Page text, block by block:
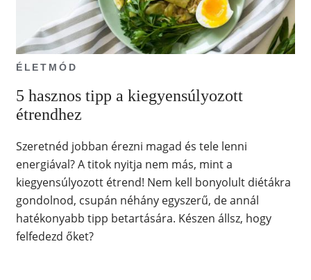
ÉLETMÓD
5 hasznos tipp a kiegyensúlyozott
étrendhez
Szeretnéd jobban érezni magad és tele lenni
energiával? A titok nyitja nem más, mint a
kiegyensúlyozott étrend! Nem kell bonyolult diétákra
gondolnod, csupán néhány egyszerű, de annál
hatékonyabb tipp betartására. Készen állsz, hogy
felfedezd őket?